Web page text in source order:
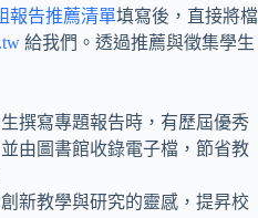
報告推薦清單填寫後，直接將檔
給我們。透過推薦與徵集學生
撰寫專題報告時，有歷屆優秀
由圖書館收錄電子檔，節省教
新教學與研究的靈感，提昇校